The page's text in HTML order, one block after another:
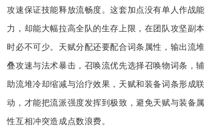
攻速保证技能释放流畅度。这套加点没有单人作战能
力，却能大幅拉高全队的生存上限，在团队攻坚副本
时必不可少。天赋分配还要配合词条属性，输出流堆
叠攻速与法术暴击，召唤流优先选择召唤物词条，辅
助流堆冷却缩减与治疗效果，天赋和装备词条形成联
动，才能把流派强度发挥到极致，避免天赋与装备属
性互相冲突造成点数浪费。